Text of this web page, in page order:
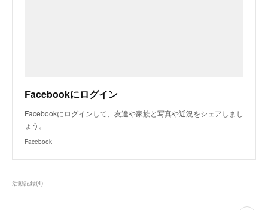
Facebookにログイン
Facebookにログインして、友達や家族と写真や近況をシェアしまし
ょう。
Facebook
活動記録(4)